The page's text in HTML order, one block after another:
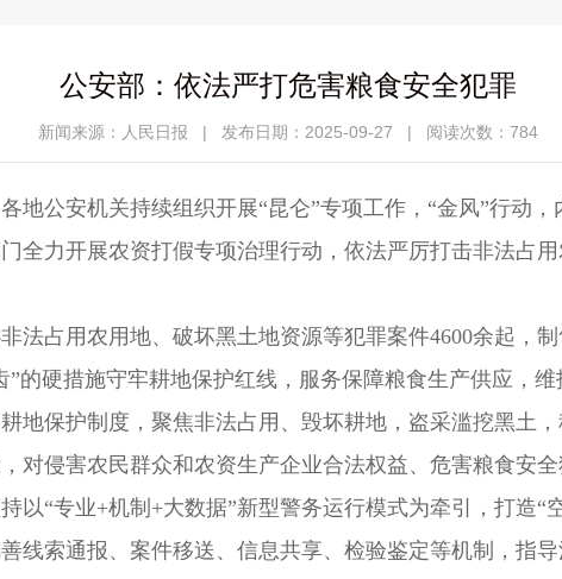
公安部：依法严打危害粮食安全犯罪
新闻来源：人民日报 | 发布日期：2025-09-27 | 阅读次数：784
地公安机关持续组织开展“昆仑”专项工作，“金风”行动
全力开展农资打假专项治理行动，依法严厉打击非法占
法占用农用地、破坏黑土地资源等犯罪案件4600余起，
的硬措施守牢耕地保护红线，服务保障粮食生产供应，维
地保护制度，聚焦非法占用、毁坏耕地，盗采滥挖黑土
对侵害农民群众和农资生产企业合法权益、危害粮食安
以“专业+机制+大数据”新型警务运行模式为牵引，打造“
线索通报、案件移送、信息共享、检验鉴定等机制，指